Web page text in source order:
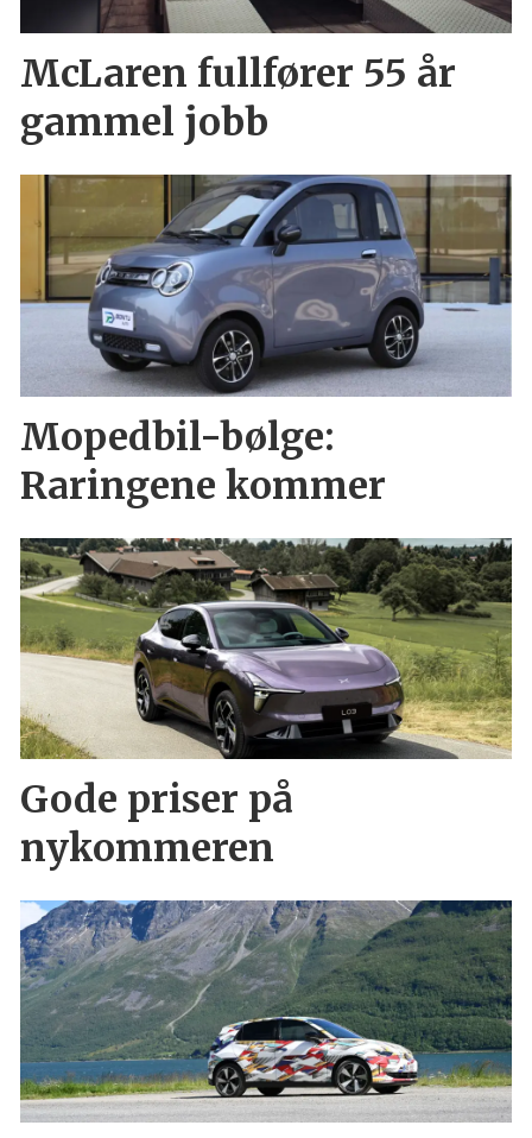
McLaren fullfører 55 år
gammel jobb
Mopedbil-bølge:
Raringene kommer
Gode priser på
nykommeren